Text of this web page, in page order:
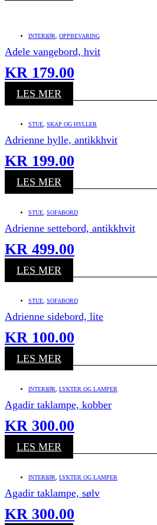
INTERIØR OPPBEVARING
Adele vangebord, hvit
KR 179.00
LES MER
STUE SKAP OG HYLLER
Adrienne hylle, antikkhvit
KR 199.00
LES MER
STUE SOFABORD
Adrienne settebord, antikkhvit
KR 499.00
LES MER
STUE SOFABORD
Adrienne sidebord, lite
KR 100.00
LES MER
INTERIØR LYKTER OG LAMPER
Agadir taklampe, kobber
KR 300.00
LES MER
INTERIØR LYKTER OG LAMPER
Agadir taklampe, sølv
KR 300.00